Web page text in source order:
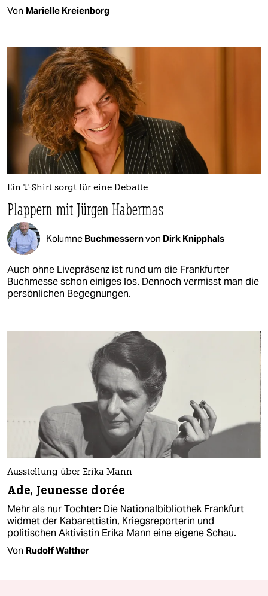
Von Marielle Kreienborg
Ein T-Shirt sorgt für eine Debatte
Plappern mit Jürgen Habermas
Kolumne Buchmessernvon Dirk Knipphals
Auch ohne Livepräsenz ist rund um die Frankfurter
Buchmesse schon einiges los. Dennoch vermisst man die
persönlichen Begegnungen.
Ausstellung über Erika Mann
Ade, Jeunesse dorée
Mehr als nur Tochter: Die Nationalbibliothek Frankfurt
widmet der Kabarettistin, Kriegsreporterin und
politischen Aktivistin Erika Mann eine eigene Schau.
Von Rudolf Walther